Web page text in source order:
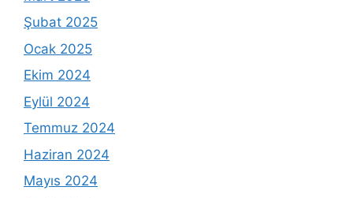
Şubat 2025
Ocak 2025
Ekim 2024
Eylül 2024
Temmuz 2024
Haziran 2024
Mayıs 2024